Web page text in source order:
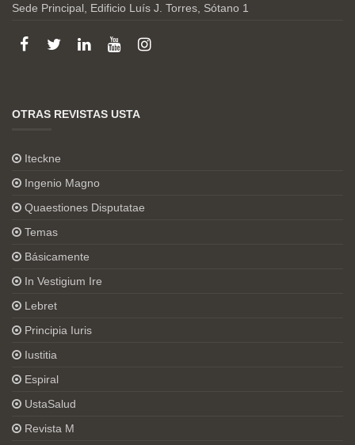
Sede Principal, Edificio Luís J. Torres, Sótano 1
OTRAS REVISTAS USTA
Iteckne
Ingenio Magno
Quaestiones Disputatae
Temas
Básicamente
In Vestigium Ire
Lebret
Principia Iuris
Iustitia
Espiral
UstaSalud
Revista M